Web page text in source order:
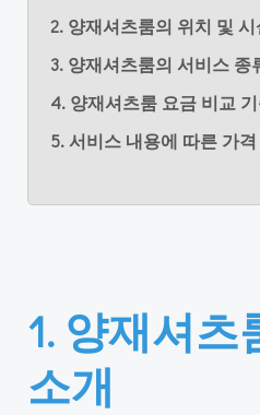
2. 양재셔츠룸의 위치 및
3. 양재셔츠룸의 서비스 종
4. 양재셔츠룸 요금 비교
5. 서비스 내용에 따른 가
1. 양재셔츠
소개